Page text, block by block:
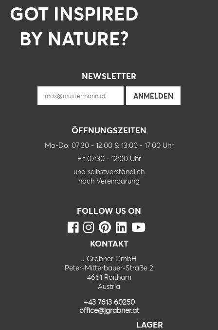
GOT INSPIRED
BY NATURE?
NEWSLETTER
ÖFFNUNGSZEITEN
Mo-Do: 07:30 - 12:00 & 13:00 - 17:00 Uhr
Fr: 07:30 - 12:00 Uhr
und selbstverständlich
nach Vereinbarung
FOLLOW US ON
KONTAKT
J Grabner GmbH
Peter-Mitterbauer-Straße 2
4661 Roitham
Austria
+43 7613 60250
office@jgrabner.at
LAGER